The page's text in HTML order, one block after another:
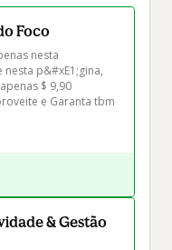
Foco
nesta
nesta p&#xE1;gina,
$ 9,90
e Garanta tbm
& Gestão